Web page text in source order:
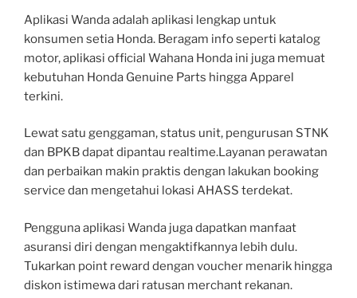
Aplikasi Wanda adalah aplikasi lengkap untuk
konsumen setia Honda. Beragam info seperti katalog
motor, aplikasi official Wahana Honda ini juga memuat
kebutuhan Honda Genuine Parts hingga Apparel
terkini.
Lewat satu genggaman, status unit, pengurusan STNK
dan BPKB dapat dipantau realtime.Layanan perawatan
dan perbaikan makin praktis dengan lakukan booking
service dan mengetahui lokasi AHASS terdekat.
Pengguna aplikasi Wanda juga dapatkan manfaat
asuransi diri dengan mengaktifkannya lebih dulu.
Tukarkan point reward dengan voucher menarik hingga
diskon istimewa dari ratusan merchant rekanan.